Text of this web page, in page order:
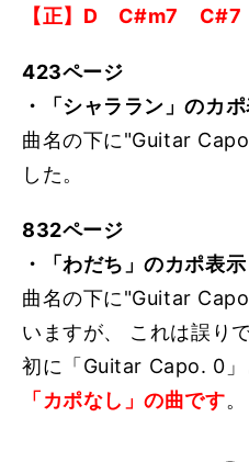
【正】D C#m7
423ページ
・「シャララン」のカ
曲名の下に"Guitar
した。
832ページ
・「わだち」のカポ表示
曲名の下に"Guitar
いますが、 これは誤り
初に「Guitar Capo. 0」
「カポなし」の曲です。